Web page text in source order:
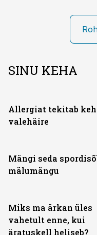
SINU KEHA
Allergiat tekitab
valehäire
Mängi seda
mälumängu
Miks ma ärkan üles
vahetult enne, kui
äratuskell heliseb?